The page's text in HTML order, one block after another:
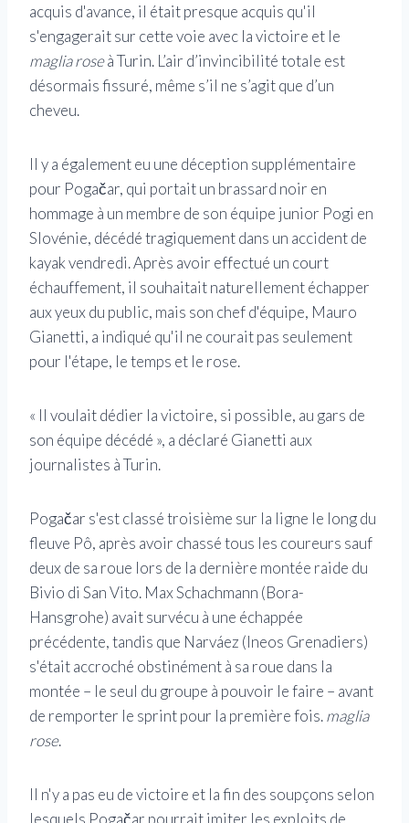
acquis d'avance, il était presque acquis qu'il
s'engagerait sur cette voie avec la victoire et le
maglia roseà Turin. L’air d’invincibilité totale est
désormais fissuré, même s’il ne s’agit que d’un
cheveu.
Il y a également eu une déception supplémentaire
pour Pogačar, qui portait un brassard noir en
hommage à un membre de son équipe junior Pogi en
Slovénie, décédé tragiquement dans un accident de
kayak vendredi. Après avoir effectué un court
échauffement, il souhaitait naturellement échapper
aux yeux du public, mais son chef d'équipe, Mauro
Gianetti, a indiqué qu'il ne courait pas seulement
pour l'étape, le temps et le rose.
« Il voulait dédier la victoire, si possible, au gars de
son équipe décédé », a déclaré Gianetti aux
journalistes à Turin.
Pogačar s'est classé troisième sur la ligne le long du
fleuve Pô, après avoir chassé tous les coureurs sauf
deux de sa roue lors de la dernière montée raide du
Bivio di San Vito. Max Schachmann (Bora-
Hansgrohe) avait survécu à une échappée
précédente, tandis que Narváez (Ineos Grenadiers)
s'était accroché obstinément à sa roue dans la
montée – le seul du groupe à pouvoir le faire – avant
de remporter le sprint pour la première fois.maglia
rose.
Il n'y a pas eu de victoire et la fin des soupçons selon
lesquels Pogačar pourrait imiter les exploits de